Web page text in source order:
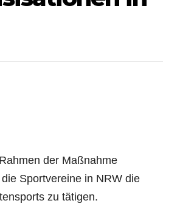
der Maßnahme
Sportvereine in NRW die
zu tätigen.